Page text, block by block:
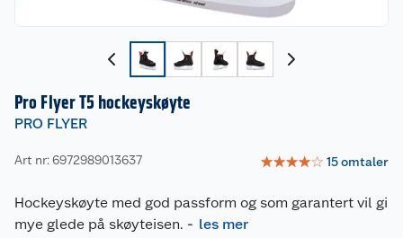
Pro Flyer T5 hockeyskøyte
PRO FLYER
Art nr: 6972989013637 ☆☆☆☆☆ 15omtaler
Hockeyskøyte med god passform og som garantert vil gi
mye glede på skøyteisen. - les mer